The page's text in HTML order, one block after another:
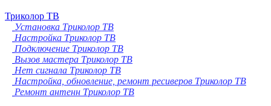
Триколор ТВ
Установка Триколор ТВ
Настройка Триколор ТВ
Подключение Триколор ТВ
Вызов мастера Триколор ТВ
Нет сигнала Триколор ТВ
Настройка, обновление, ремонт ресиверов Триколор ТВ
Ремонт антенн Триколор ТВ